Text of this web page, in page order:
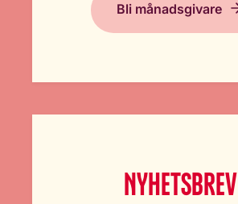
Bli månadsgivare
NYHETSBREV